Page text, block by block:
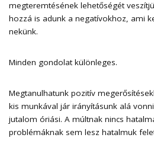
megteremtésének lehetőségét
hozzá is adunk a negatívokhoz, ami
nekünk.
Minden gondolat különleges.
Megtanulhatunk pozitív
kis munkával jár irányításunk alá
jutalom óriási. A múltnak nincs
problémáknak sem lesz hatalmuk